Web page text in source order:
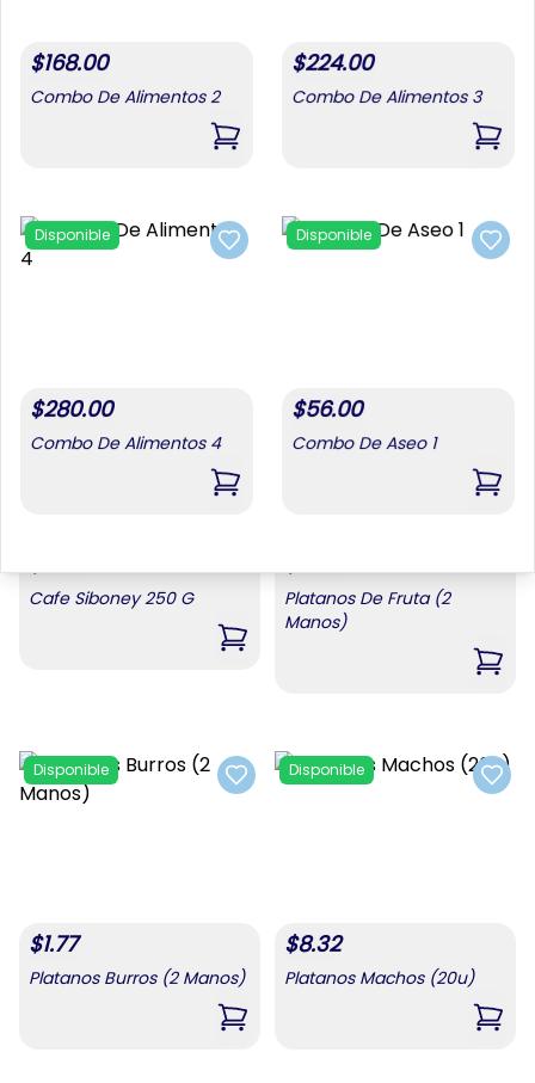
Add to favorites
$
Pomos De Aceite 6u X 1 Lt
$
Cafe La Llave 284 G
Add to favorites
$7.76
Cafe Siboney 250 G
,Cafe Siboney 250 G
$3.87
Platanos De Fruta (2
Manos)
,
Add to favorites
Disponible
$1.77
Platanos Burros (2 Manos)
,Platanos Burros (2 Manos)
Add
Disponible
$8.32
Platanos Machos (20u)
,
$168.00
Combo De Alimentos 2
,Combo De Alimentos 2
$224.00
Combo De Alimentos 3
,
Add to favorites
Disponible
$280.00
Combo De Alimentos 4
,Combo De Alimentos 4
Add
Disponible
$56.00
Combo De Aseo 1
,